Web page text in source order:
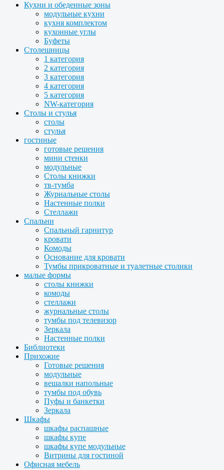
Кухни и обеденные зоны
модульные кухни
кухня комплектом
кухонные углы
Буфеты
Столешницы
1 категория
2 категория
3 категория
4 категория
5 категория
NW-категория
Столы и стулья
столы
стулья
гостиные
готовые решения
мини стенки
модульные
Столы книжки
тв-тумба
Журнальные столы
Настенные полки
Стеллажи
Спальни
Спальный гарнитур
кровати
Комоды
Основание для кровати
Тумбы прикроватные и туалетные столики
малые формы
столы книжки
комоды
стеллажи
журнальные столы
тумбы под телевизор
Зеркала
Настенные полки
Библиотеки
Прихожие
Готовые решения
модульные
вешалки напольные
тумбы под обувь
Пуфы и банкетки
Зеркала
Шкафы
шкафы распашные
шкафы купе
шкафы купе модульные
Витрины для гостиной
Офисная мебель